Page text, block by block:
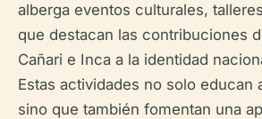
alberga eventos culturales,
que destacan las contribuciones
Cañari e Inca a la identidad
Estas actividades no solo educan
sino que también fomentan una